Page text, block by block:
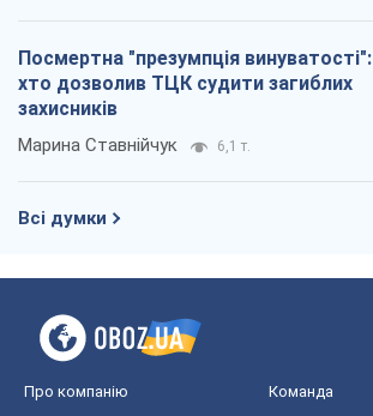
Посмертна "презумпція винуватості":
хто дозволив ТЦК судити загиблих
захисників
Марина Ставнійчук 6,1 т.
Всі думки
Про компанію Команда